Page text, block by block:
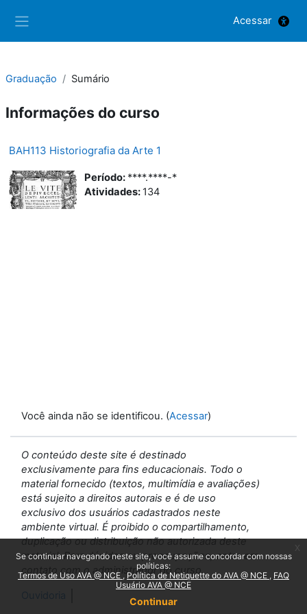
Se continuar navegando neste site, você assume concordar com nossas
políticas:
Termos de Uso AVA @ NCE
Política de Netiquette do AVA @ NCE
FAQ
Usuário AVA @ NCE
Continuar
Acessar
Graduação Sumário
Informações do curso
BAH113 Historiografia da Arte 1
Período: ****.****-*
Atividades: 134
Você ainda não se identificou. (Acessar)
O conteúdo deste site é destinado
exclusivamente para fins educacionais. Todo o
material fornecido (textos, multimídia e avaliações)
está sujeito a direitos autorais e é de uso
exclusivo dos usuários cadastrados neste
ambiente virtual. É proibido o compartilhamento,
duplicação ou distribuição não autorizada deste
material. Para dúvidas ou preocupações, entre em
contato com o administrador do curso.
Ouvidoria